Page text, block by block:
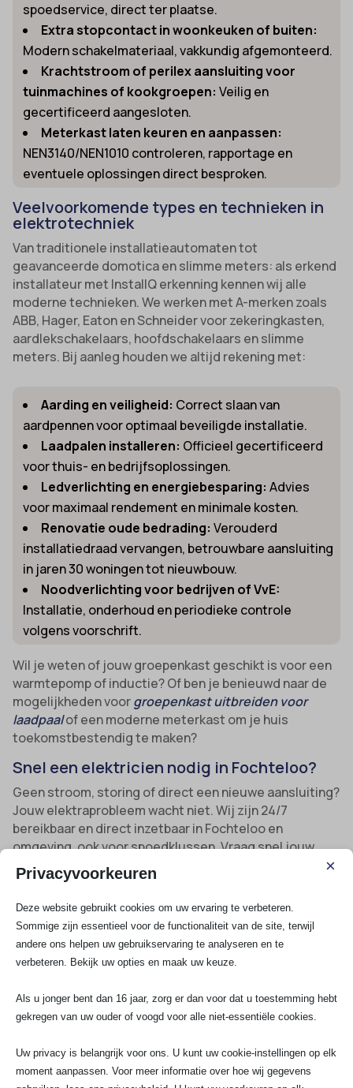
spoedservice, direct ter plaatse.
Extra stopcontact in woonkeuken of buiten:
Modern schakelmateriaal, vakkundig afgemonteerd.
Krachtstroom of perilex aansluiting voor
tuinmachines of kookgroepen: Veilig en
gecertificeerd aangesloten.
Meterkast laten keuren en aanpassen:
NEN3140/NEN1010 controleren, rapportage en
eventuele oplossingen direct besproken.
Veelvoorkomende types en technieken in
elektrotechniek
Van traditionele installatieautomaten tot
geavanceerde domotica en slimme meters: als erkend
installateur met InstallQ erkenning kennen wij alle
moderne technieken. We werken met A-merken zoals
ABB, Hager, Eaton en Schneider voor zekeringkasten,
aardlekschakelaars, hoofdschakelaars en slimme
meters. Bij aanleg houden we altijd rekening met:
Aarding en veiligheid: Correct slaan van
aardpennen voor optimaal beveiligde installatie.
Laadpalen installeren: Officieel gecertificeerd
voor thuis- en bedrijfsoplossingen.
Ledverlichting en energiebesparing: Advies
voor maximaal rendement en minimale kosten.
Renovatie oude bedrading: Verouderd
installatiedraad vervangen, betrouwbare aansluiting
in jaren 30 woningen tot nieuwbouw.
Noodverlichting voor bedrijven of VvE:
Installatie, onderhoud en periodieke controle
volgens voorschrift.
Wil je weten of jouw groepenkast geschikt is voor een
warmtepomp of inductie? Of ben je benieuwd naar de
mogelijkheden voorgroepenkast uitbreiden voor
laadpaalof een moderne meterkast om je huis
toekomstbestendig te maken?
Snel een elektricien nodig in Fochteloo?
Geen stroom, storing of direct een nieuwe aansluiting?
Jouw elektraprobleem wacht niet. Wij zijn 24/7
bereikbaar en direct inzetbaar in Fochteloo en
omgeving, ook voor spoedklussen. Vraag snel jouw
gratis prijsindicatie voor elektrotechnische service in
Fochtelooaan.
Specifiek voor snelle hulp bij acute storingen of risico
op gevaar kun je nu meteen contact opnemen voor
onzeelektricien spoedservice in Fochteloo
Bij vragen of spoedgevallen mag je ons altijd bellen of
een WhatsApp sturen via 070-7503681, of mail naar
gingen je al voor met een beoordeling van 5 uit 5
sterren.
Privacyvoorkeuren ×
Deze website gebruikt cookies om uw ervaring te verbeteren.
Sommige zijn essentieel voor de functionaliteit van de site, terwijl
andere ons helpen uw gebruikservaring te analyseren en te
verbeteren. Bekijk uw opties en maak uw keuze.
Als u jonger bent dan 16 jaar, zorg er dan voor dat u toestemming hebt
gekregen van uw ouder of voogd voor alle niet-essentiële cookies.
Uw privacy is belangrijk voor ons. U kunt uw cookie-instellingen op elk
moment aanpassen. Voor meer informatie over hoe wij gegevens